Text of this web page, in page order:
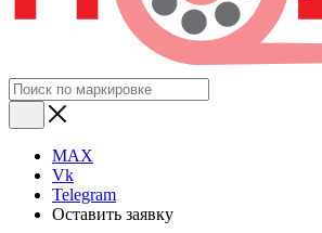
MAX
Vk
Telegram
Оставить заявку